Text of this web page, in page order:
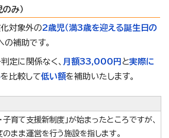
み）
対象外の2歳児（満3歳を迎える誕生日の
の補助です。
定に関係なく、 月額33,000円 と実際に
を比較して低い額を補助いたします。
育て支援新制度」が始まったところですが、
まま運営を行う施設を指します。